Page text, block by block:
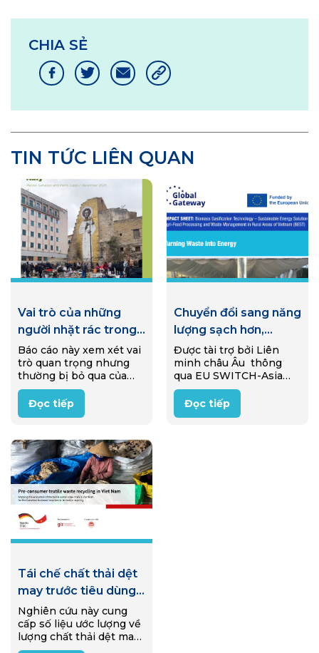
CHIA SẺ
TIN TỨC LIÊN QUAN
Vai trò của những
người nhặt rác trong
nền kinh tế tái sử
dụng ở Ý
Báo cáo này xem xét vai
trò quan trọng nhưng
thường bị bỏ qua của
những người nhặt rác
trong nền kinh tế tái sử
dụng của Ý (reuse
nghiên cứu…
Đọc tiếp
Chuyển đổi sang năng
lượng sạch hơn,
thông qua quá trình
khí hóa sinh khối
Được tài trợ bởi Liên
minh châu Âu thông
qua EU SWITCH-Asia
Programme, một dự án
đã được triển khai từ
2020-2025 nhằm hỗ trợ
Đọc tiếp
Tái chế chất thải dệt
may trước tiêu dùng
tại Việt Nam
Nghiên cứu này cung
cấp số liệu ước lượng về
lượng chất thải dệt may
công nghiệp tại Việt